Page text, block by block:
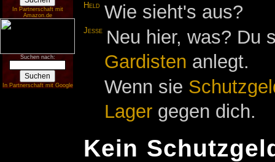
In Partnerschaft mit
Amazon.de
Suchen nach:
In Partnerschaft mit Google
Held Wie sieht's aus?
Jesse Neu hier, was? Du
Gardisten anlegt.
Wenn sie
Lager gegen dich.
Kein